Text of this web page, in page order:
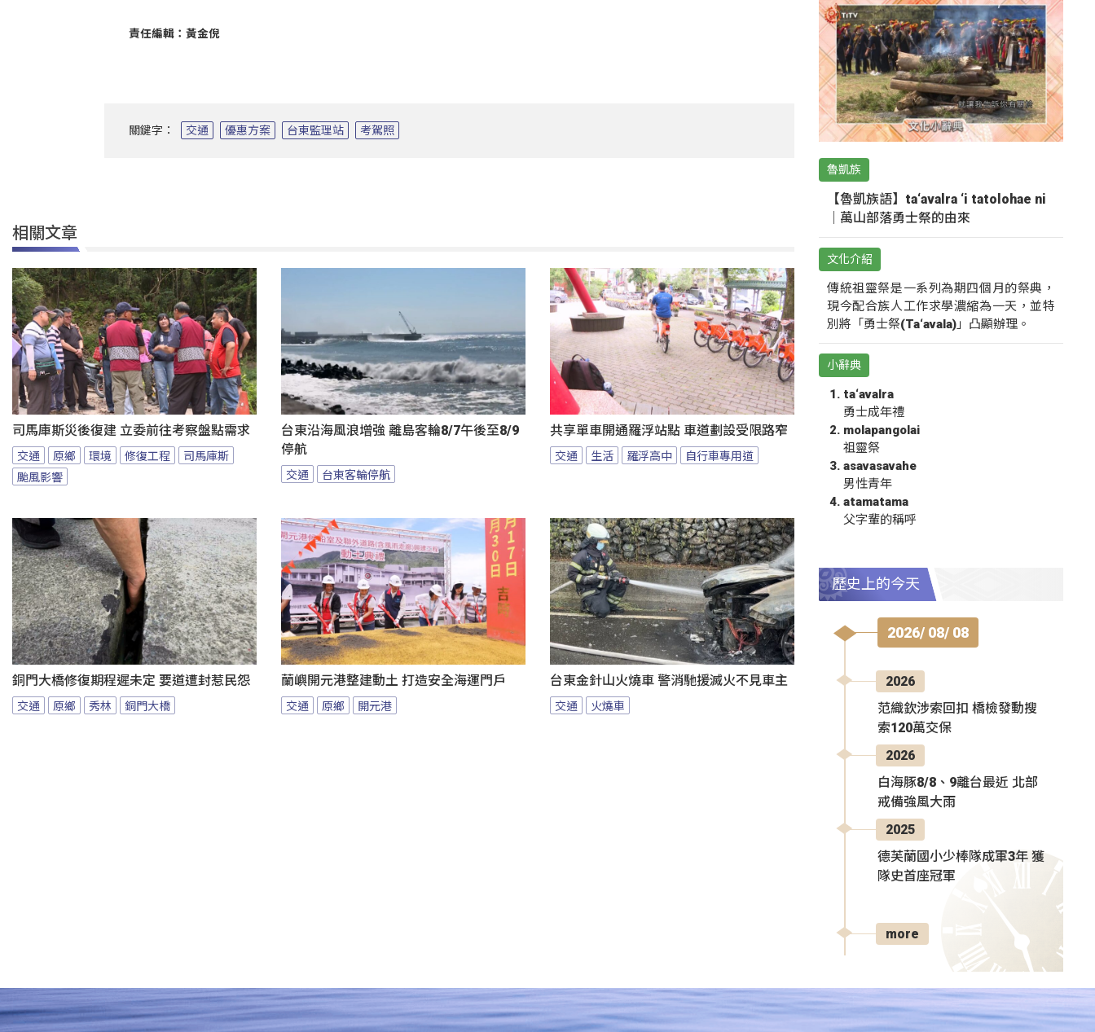
責任編輯：黃金倪
關鍵字： 交通 優惠方案 台東監理站 考駕照
相關文章
司馬庫斯災後復建 立委前往考察盤點需求
交通 原鄉 環境 修復工程
司馬庫斯
颱風影響
台東沿海風浪增強 離島客輪8/7午後至8/9
停航
交通 台東客輪停航
共享單車開通羅浮站點 車道劃設受限路窄
交通 生活 羅浮高中 自行車專用道
銅門大橋修復期程遲未定 要道遭封惹民怨
交通 原鄉 秀林 銅門大橋
蘭嶼開元港整建動土 打造安全海運門戶
交通 原鄉 開元港
台東金針山火燒車 警消馳援滅火不見車主
交通 火燒車
魯凱族
【魯凱族語】ta‘avalra ‘i tatolohae ni
｜萬山部落勇士祭的由來
文化介紹
傳統祖靈祭是一系列為期四個月的祭典，
現今配合族人工作求學濃縮為一天，並特
別將「勇士祭(Ta‘avala)」凸顯辦理。
小辭典
ta‘avalra
勇士成年禮
molapangolai
祖靈祭
asavasavahe
男性青年
atamatama
父字輩的稱呼
歷史上的今天
2026/ 08/ 08
2026
范織欽涉索回扣 橋檢發動搜
索120萬交保
2026
白海豚8/8、9離台最近 北部
戒備強風大雨
2025
德芙蘭國小少棒隊成軍3年 獲
隊史首座冠軍
more